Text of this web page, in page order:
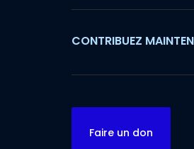
CONTRIBUEZ
Faire un don